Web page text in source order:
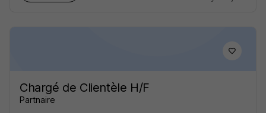
Chargé de Clientèle H/F
Partnaire